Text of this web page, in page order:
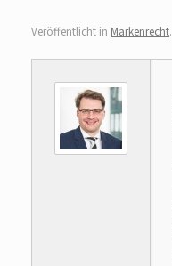
Veröffentlicht in Markenrecht.